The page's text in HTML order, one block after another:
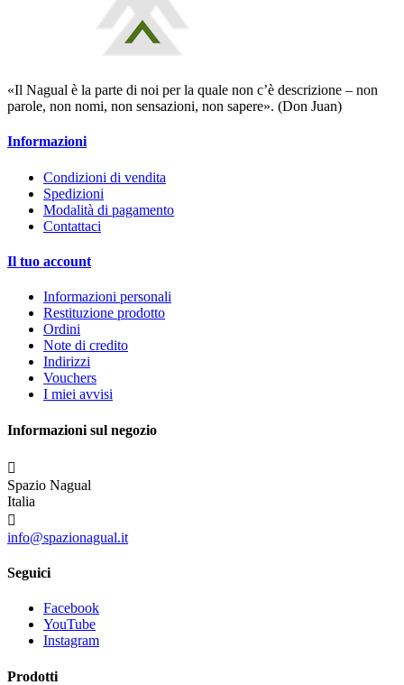
«Il Nagual è la parte di noi per la quale non c’è descrizione – non
parole, non nomi, non sensazioni, non sapere». (Don Juan)
Informazioni
Condizioni di vendita
Spedizioni
Modalità di pagamento
Contattaci
Il tuo account
Informazioni personali
Restituzione prodotto
Ordini
Note di credito
Indirizzi
Vouchers
I miei avvisi
Informazioni sul negozio

Spazio Nagual
Italia

info@spazionagual.it
Seguici
Facebook
YouTube
Instagram
Prodotti